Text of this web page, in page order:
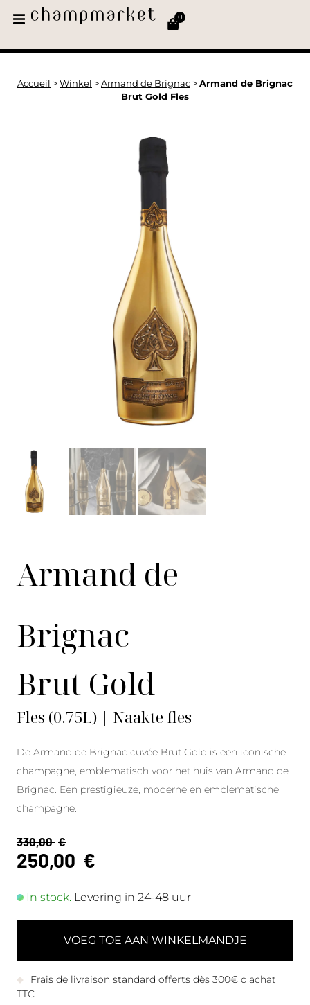
0
Accueil > Winkel > Armand de Brignac > Armand de Brignac
Brut Gold Fles
Armand de
Brignac
Brut Gold
Fles (0.75L) | Naakte fles
De Armand de Brignac cuvée Brut Gold is een iconische
champagne, emblematisch voor het huis van Armand de
Brignac. Een prestigieuze, moderne en emblematische
champagne.
330,00 €
250,00 €
In stock. Levering in 24-48 uur
VOEG TOE AAN WINKELMANDJE
Frais de livraison standard offerts dès 300€ d'achat
TTC